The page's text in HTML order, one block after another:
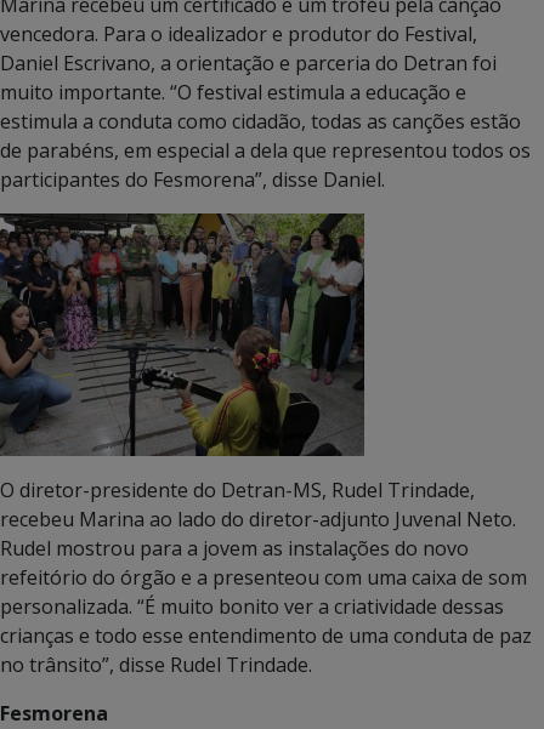
vencedora. Para o idealizador e produtor do Festival,
Daniel Escrivano, a orientação e parceria do Detran foi
muito importante. “O festival estimula a educação e
estimula a conduta como cidadão, todas as canções estão
de parabéns, em especial a dela que representou todos os
participantes do Fesmorena”, disse Daniel.
O diretor-presidente do Detran-MS, Rudel Trindade,
recebeu Marina ao lado do diretor-adjunto Juvenal Neto.
Rudel mostrou para a jovem as instalações do novo
refeitório do órgão e a presenteou com uma caixa de som
personalizada. “É muito bonito ver a criatividade dessas
crianças e todo esse entendimento de uma conduta de paz
no trânsito”, disse Rudel Trindade.
Fesmorena